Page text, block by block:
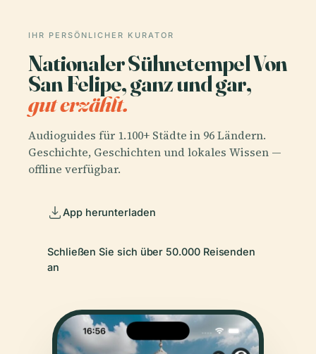
IHR PERSÖNLICHER KURATOR
Nationaler Sühnetempel Von
San Felipe, ganz und gar,
gut erzählt.
Audioguides für 1.100+ Städte in 96 Ländern.
Geschichte, Geschichten und lokales Wissen —
offline verfügbar.
App herunterladen
Schließen Sie sich über 50.000 Reisenden
an